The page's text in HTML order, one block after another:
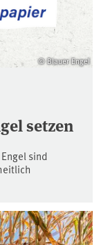
© Blauer Engel
setzen
sind